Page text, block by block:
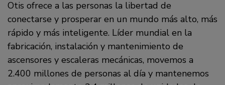
Otis ofrece a las personas la libertad de
conectarse y prosperar en un mundo más alto, más
rápido y más inteligente. Líder mundial en la
fabricación, instalación y mantenimiento de
ascensores y escaleras mecánicas, movemos a
2.400 millones de personas al día y mantenemos